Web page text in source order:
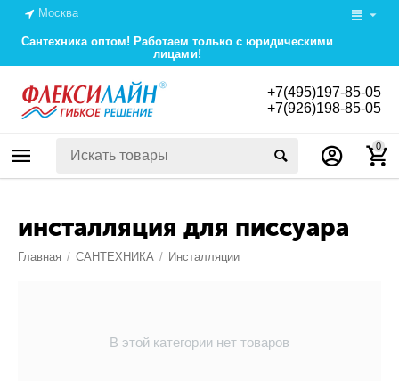
Москва
Сантехника оптом! Работаем только с юридическими
лицами!
+7(495)197-85-05
+7(926)198-85-05
0
инсталляция для писсуара
Главная / САНТЕХНИКА / Инсталляции
В этой категории нет товаров